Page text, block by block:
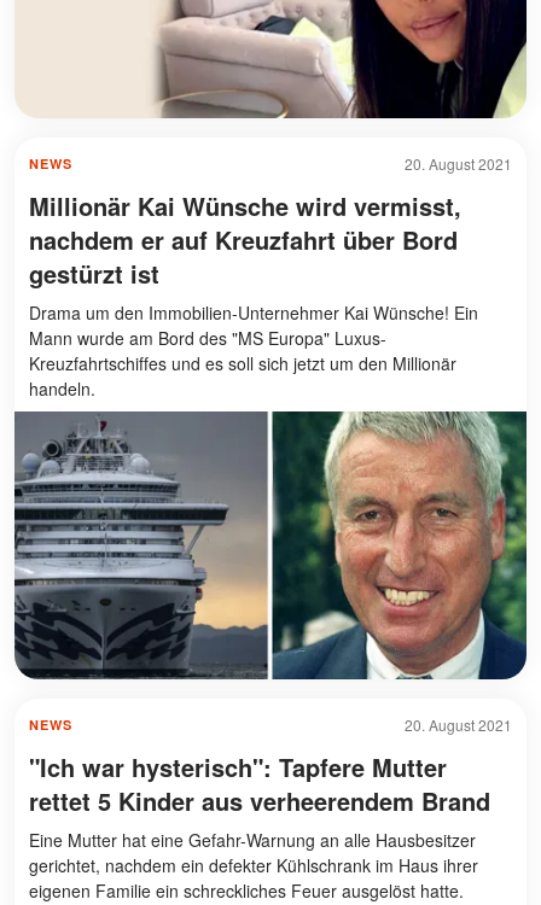
20. August 2021
NEWS
Millionär Kai Wünsche wird vermisst,
nachdem er auf Kreuzfahrt über Bord
gestürzt ist
Drama um den Immobilien-Unternehmer Kai Wünsche! Ein
Mann wurde am Bord des "MS Europa" Luxus-
Kreuzfahrtschiffes und es soll sich jetzt um den Millionär
handeln.
20. August 2021
NEWS
"Ich war hysterisch": Tapfere Mutter
rettet 5 Kinder aus verheerendem Brand
Eine Mutter hat eine Gefahr-Warnung an alle Hausbesitzer
gerichtet, nachdem ein defekter Kühlschrank im Haus ihrer
eigenen Familie ein schreckliches Feuer ausgelöst hatte.